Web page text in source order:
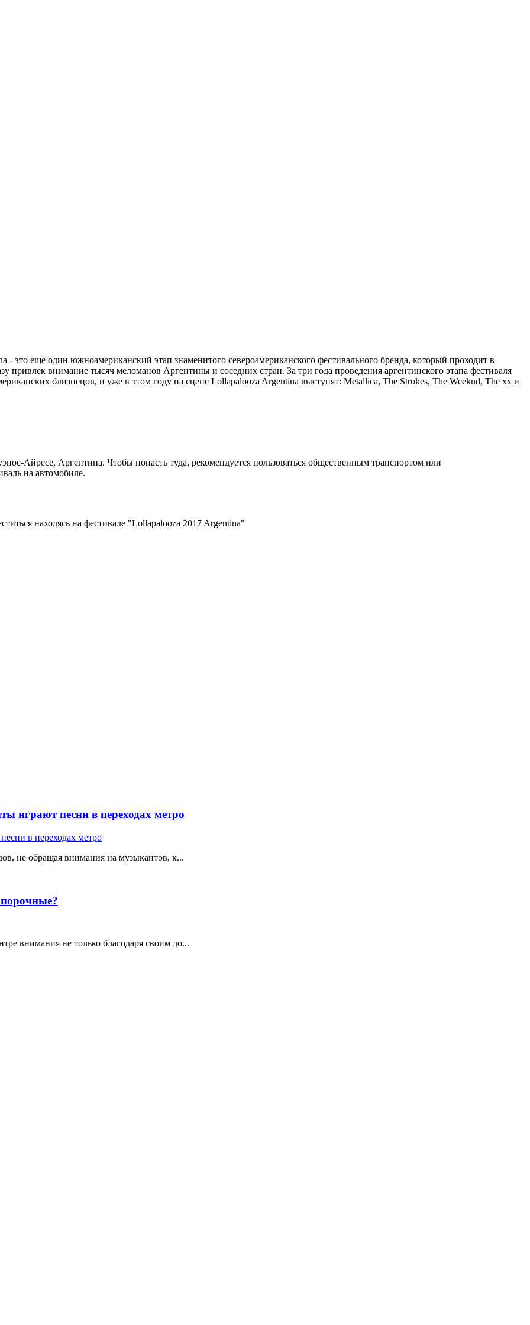
- это еще один южноамериканский этап знаменитого североамериканского фестивального бренда, который проходит в
привлек внимание тысяч меломанов Аргентины и соседних стран. За три года проведения аргентинского этапа фестиваля
близнецов, и уже в этом году на сцене Lollapalooza Argentina выступят: Metallica, The Strokes, The Weeknd, The xx и
Айресе, Аргентина. Чтобы попасть туда, рекомендуется пользоваться общественным транспортом или
на автомобиле.
находясь на фестивале "Lollapalooza 2017 Argentina"
играют песни в переходах метро
не обращая внимания на музыкантов, к...
внимания не только благодаря своим до...